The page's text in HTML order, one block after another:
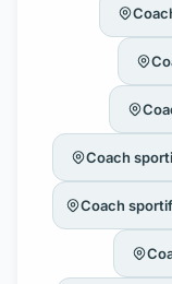
Coach
Coach